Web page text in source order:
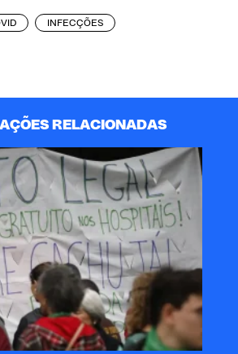
INFECÇÕES
RELACIONADAS